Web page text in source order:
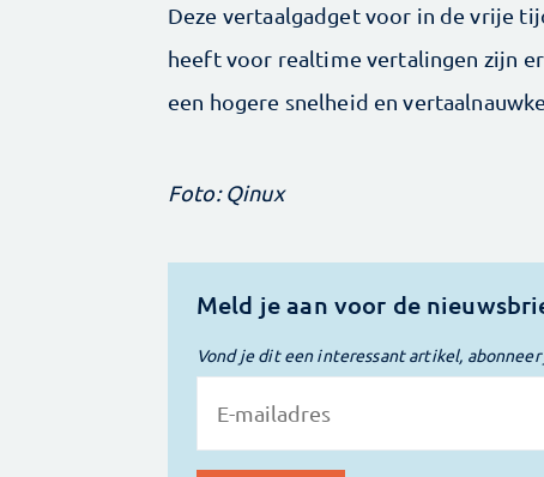
Deze vertaalgadget voor in de vrije
heeft voor realtime vertalingen zijn
een hogere snelheid en
Foto: Qinux
Meld je aan voor de
Vond je dit een interessant artikel,